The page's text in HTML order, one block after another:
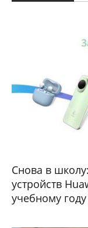
Снова в
устройств
учебному году